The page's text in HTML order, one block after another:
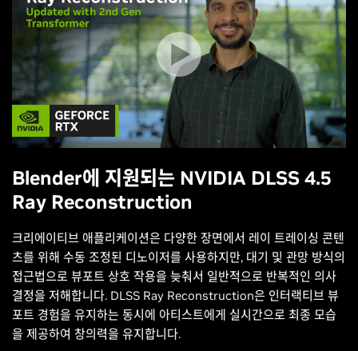
Blender에 지원되는 NVIDIA DLSS 4.5
Ray Reconstruction
크리에이티브 애플리케이션은 다양한 장면에서 레이 트레이싱 콘텐
츠를 위해 수동 조정된 디노이저를 사용하지만, 대기 및 관망 방식의
접근법으로 뷰포트 상호 작용을 늦춰서 일반적으로 반복적인 의사
결정을 저해합니다. DLSS Ray Reconstruction은 인터랙티브 뷰
포트 경험을 유지하는 동시에 아티스트에게 실시간으로 최종 모습
을 제공하여 창의력을 유지합니다.